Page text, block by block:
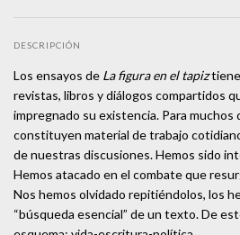
DESCRIPCIÓN
Los ensayos de La figura en el tapiz
revistas, libros y diálogos compartidos
impregnado su existencia. Para
constituyen material de trabajo
de nuestras discusiones. Hemos sido
Hemos atacado en el combate que
Nos hemos olvidado repitiéndolos, los
“búsqueda esencial” de un texto. De